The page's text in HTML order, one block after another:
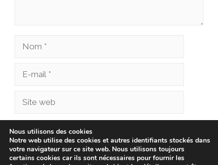
Nom
Site
Enregistrer mon nom, mon e-mail et mon site
dans le navigateur pour mon prochain
commentaire.
Nous utilisons des cookies
Notre web utilise des cookies et autres identifiants stockés dans
votre navigateur sur ce site web. Nous utilisons toujours
certains cookies car ils sont nécessaires pour fournir les